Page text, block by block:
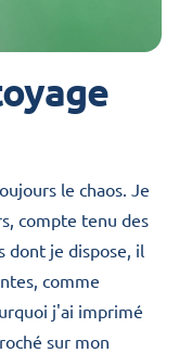
le chaos. Je
compte tenu des
dont je dispose, il
comme
j'ai imprimé
sur mon